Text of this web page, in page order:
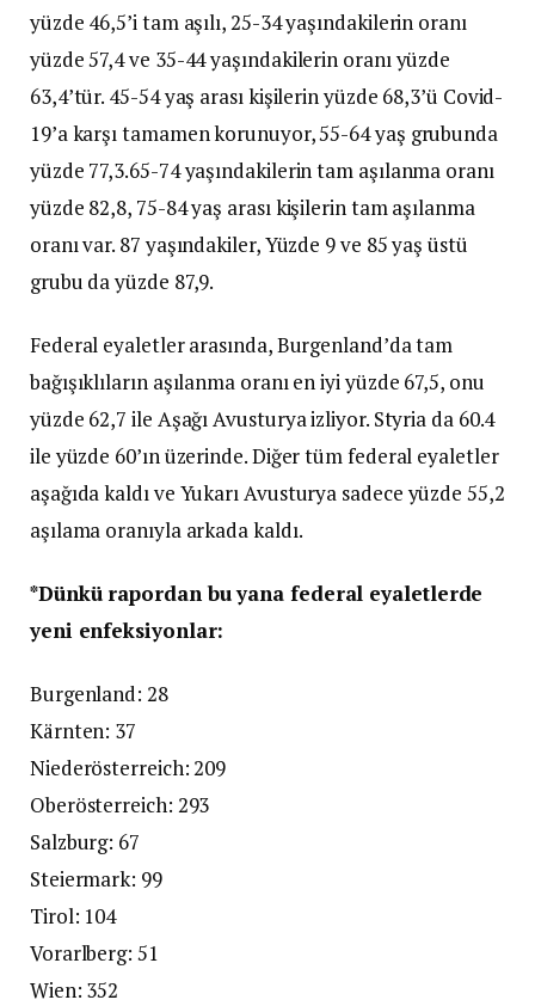
yüzde 46,5’i tam aşılı, 25-34 yaşındakilerin oranı
yüzde 57,4 ve 35-44 yaşındakilerin oranı yüzde
63,4’tür. 45-54 yaş arası kişilerin yüzde 68,3’ü Covid-
19’a karşı tamamen korunuyor, 55-64 yaş grubunda
yüzde 77,3.65-74 yaşındakilerin tam aşılanma oranı
yüzde 82,8, 75-84 yaş arası kişilerin tam aşılanma
oranı var. 87 yaşındakiler, Yüzde 9 ve 85 yaş üstü
grubu da yüzde 87,9.
Federal eyaletler arasında, Burgenland’da tam
bağışıklıların aşılanma oranı en iyi yüzde 67,5, onu
yüzde 62,7 ile Aşağı Avusturya izliyor. Styria da 60.4
ile yüzde 60’ın üzerinde. Diğer tüm federal eyaletler
aşağıda kaldı ve Yukarı Avusturya sadece yüzde 55,2
aşılama oranıyla arkada kaldı.
*Dünkü rapordan bu yana federal eyaletlerde
yeni enfeksiyonlar:
Burgenland: 28
Kärnten: 37
Niederösterreich: 209
Oberösterreich: 293
Salzburg: 67
Steiermark: 99
Tirol: 104
Vorarlberg: 51
Wien: 352